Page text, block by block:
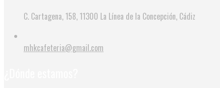
C. Cartagena, 158, 11300 La Línea de la Concepción, Cádiz
mhkcafeteria@gmail.com